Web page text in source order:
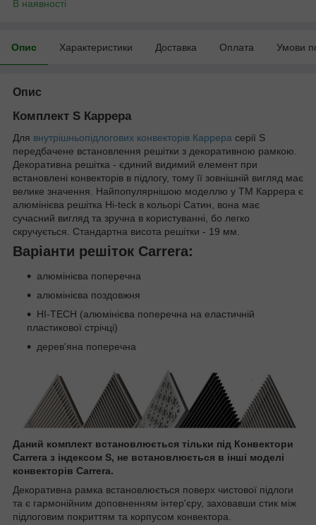
В наявності
Опис Характеристики Доставка Оплата Умови
Опис
Комплект S Каррера
Для внутрішньопідлогових конвекторів Каррера серії S
передбачене встановлення решітки з декоративною рамкою.
Декоративна решітка - єдиний видимий елемент при
встановлені конвекторів в підлогу, тому її зовнішній вигляд має
велике значення. Найпопулярнішою моделлю у ТМ Каррера є
алюмінієва решітка Hi-teck в кольорі Сатин, вона має
сучасний вигляд та зручна в користуванні, бо легко
скручується. Стандартна висота решітки - 19 мм.
Варіанти решіток Carrera:
алюмінієва поперечна
алюмінієва поздовжня
HI-TECH (алюмінієва поперечна на еластичній
пластикової стрічці)
дерев'яна поперечна
Даний комплект встановлюється тільки під Конвектори
Carrera з індексом S, не встановлюється в інші моделі
конвекторів Carrera.
Декоративна рамка встановлюється поверх чистової підлоги
та є гармонійним доповненням інтер'єру, заховавши стик між
підлоговим покриттям та корпусом конвектора.